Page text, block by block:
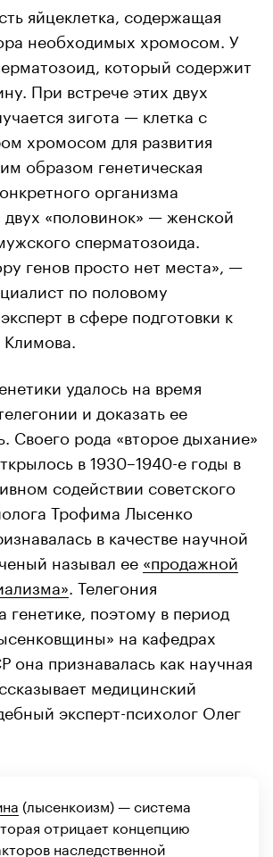
яйцеклетка, содержащая
необходимых хромосом. У
который содержит
При встрече этих двух
зигота — клетка с
хромосом для развития
образом генетическая
организма
двух «половинок» — женской
сперматозоида.
генов просто нет места», —
по половому
в сфере подготовки к
удалось на время
и доказать ее
Своего рода «второе дыхание»
в 1930–1940-е годы в
содействии советского
Трофима Лысенко
в качестве научной
называл ее «продажной
. Телегония
генетике, поэтому в период
на кафедрах
она признавалась как научная
медицинский
эксперт-психолог Олег
(лысенкоизм) — система
отрицает концепцию
наследственной